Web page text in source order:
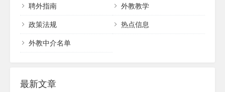
内的高度认可。快易优始终坚守专业、热
情、进取的服务理念，致力于成为客户外籍
人才领域的全面战略合作伙伴，并为此持续
聘外指南
外教教学
政策法规
热点信息
外教中介名单
最新文章